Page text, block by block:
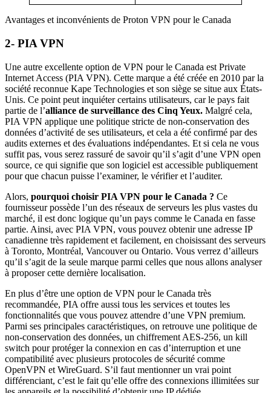
Avantages et inconvénients de Proton VPN pour le Canada
2- PIA VPN
Une autre excellente option de VPN pour le Canada est Private
Internet Access (PIA VPN). Cette marque a été créée en 2010 par la
société reconnue Kape Technologies et son siège se situe aux États-
Unis. Ce point peut inquiéter certains utilisateurs, car le pays fait
partie de l’alliance de surveillance des Cinq Yeux. Malgré cela,
PIA VPN applique une politique stricte de non-conservation des
données d’activité de ses utilisateurs, et cela a été confirmé par des
audits externes et des évaluations indépendantes. Et si cela ne vous
suffit pas, vous serez rassuré de savoir qu’il s’agit d’une VPN open
source, ce qui signifie que son logiciel est accessible publiquement
pour que chacun puisse l’examiner, le vérifier et l’auditer.
Alors, pourquoi choisir PIA VPN pour le Canada ? Ce
fournisseur possède l’un des réseaux de serveurs les plus vastes du
marché, il est donc logique qu’un pays comme le Canada en fasse
partie. Ainsi, avec PIA VPN, vous pouvez obtenir une adresse IP
canadienne très rapidement et facilement, en choisissant des serveurs
à Toronto, Montréal, Vancouver ou Ontario. Vous verrez d’ailleurs
qu’il s’agit de la seule marque parmi celles que nous allons analyser
à proposer cette dernière localisation.
En plus d’être une option de VPN pour le Canada très
recommandée, PIA offre aussi tous les services et toutes les
fonctionnalités que vous pouvez attendre d’une VPN premium.
Parmi ses principales caractéristiques, on retrouve une politique de
non-conservation des données, un chiffrement AES-256, un kill
switch pour protéger la connexion en cas d’interruption et une
compatibilité avec plusieurs protocoles de sécurité comme
OpenVPN et WireGuard. S’il faut mentionner un vrai point
différenciant, c’est le fait qu’elle offre des connexions illimitées sur